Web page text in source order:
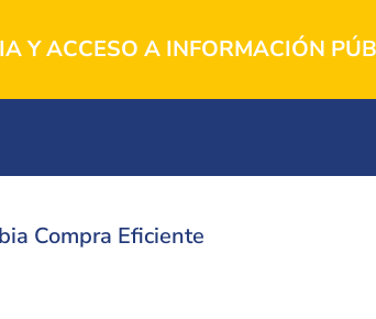
Y ACCESO A INFORMACIÓN
Compra Eficiente